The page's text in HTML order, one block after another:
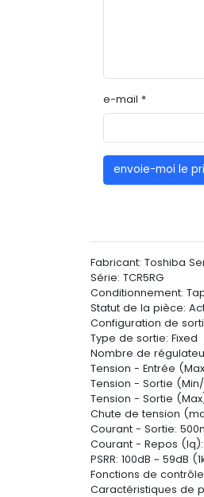
e-mail *
envoie-moi le
Fabricant: Toshiba
Série: TCR5RG
Conditionnement:
Statut de la pièce:
Configuration de
Type de sortie: Fixed
Nombre de
Tension - Entrée
Tension - Sortie (Min/
Tension - Sortie
Chute de tension
Courant - Sortie:
Courant - Repos (Iq):
PSRR: 100dB ~ 59dB
Fonctions de
Caractéristiques de